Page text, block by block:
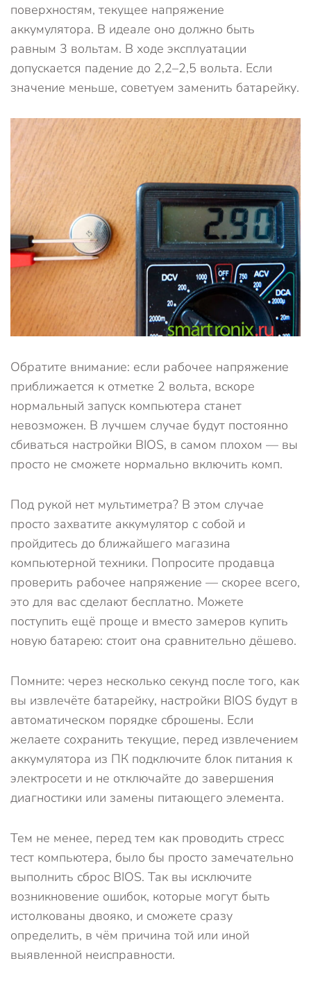
поверхностям, текущее напряжение
аккумулятора. В идеале оно должно быть
равным 3 вольтам. В ходе эксплуатации
допускается падение до 2,2–2,5 вольта. Если
значение меньше, советуем заменить батарейку.
Обратите внимание: если рабочее напряжение
приближается к отметке 2 вольта, вскоре
нормальный запуск компьютера станет
невозможен. В лучшем случае будут постоянно
сбиваться настройки BIOS, в самом плохом — вы
просто не сможете нормально включить комп.
Под рукой нет мультиметра? В этом случае
просто захватите аккумулятор с собой и
пройдитесь до ближайшего магазина
компьютерной техники. Попросите продавца
проверить рабочее напряжение — скорее всего,
это для вас сделают бесплатно. Можете
поступить ещё проще и вместо замеров купить
новую батарею: стоит она сравнительно дёшево.
Помните: через несколько секунд после того, как
вы извлечёте батарейку, настройки BIOS будут в
автоматическом порядке сброшены. Если
желаете сохранить текущие, перед извлечением
аккумулятора из ПК подключите блок питания к
электросети и не отключайте до завершения
диагностики или замены питающего элемента.
Тем не менее, перед тем как проводить стресс
тест компьютера, было бы просто замечательно
выполнить сброс BIOS. Так вы исключите
возникновение ошибок, которые могут быть
истолкованы двояко, и сможете сразу
определить, в чём причина той или иной
выявленной неисправности.